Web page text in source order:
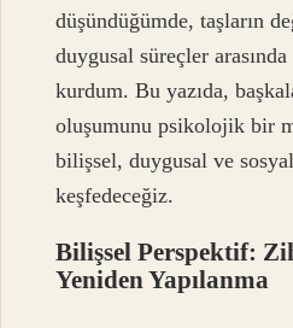
düşündüğümde, taşların
duygusal süreçler
kurdum. Bu yazıda,
oluşumunu psikolojik bir
bilişsel, duygusal ve
keşfedeceğiz.
Bilişsel Perspektif:
Yeniden Yapılanma